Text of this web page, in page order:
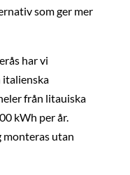
som ger mer
har vi
italienska
från litauiska
kWh per år.
utan